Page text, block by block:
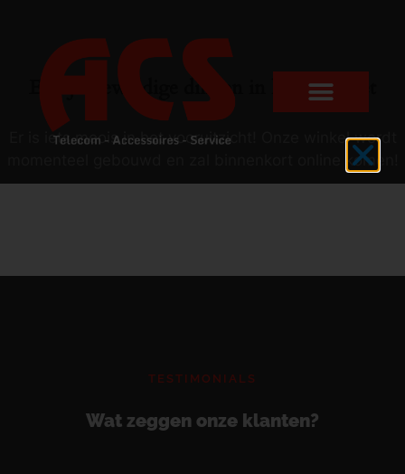
Er zijn geweldige dingen in het verschiet
Er is iets moois in het vooruitzicht! Onze winkel wordt
momenteel gebouwd en zal binnenkort online komen!
TESTIMONIALS
Wat zeggen onze klanten?